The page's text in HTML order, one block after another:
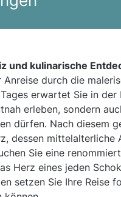
und kulinarische
durch die
erwartet Sie in
erleben, sondern
dürfen. Nach diesem
dessen
Sie eine
Herz eines jeden
setzen Sie Ihre Reise